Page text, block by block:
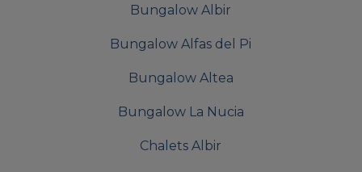
Bungalow Albir
Bungalow Alfas del Pi
Bungalow Altea
Bungalow La Nucia
Chalets Albir